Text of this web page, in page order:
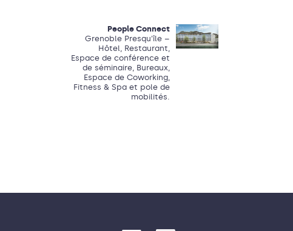
People Connect
Grenoble Presqu'île –
Hôtel, Restaurant,
Espace de conférence et
de séminaire, Bureaux,
Espace de Coworking,
Fitness & Spa et pole de
mobilités.